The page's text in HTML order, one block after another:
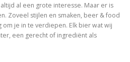
al een grote interesse. Maar er is
Zoveel stijlen en smaken, beer & food
je in te verdiepen. Elk bier wat wij
een gerecht of ingrediënt als